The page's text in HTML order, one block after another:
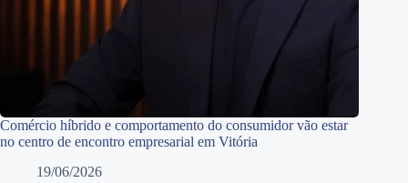
Comércio híbrido e comportamento do consumidor vão estar
no centro de encontro empresarial em Vitória
19/06/2026